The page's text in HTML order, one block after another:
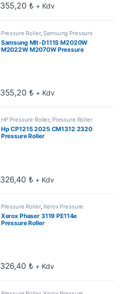
355,20 ₺ + Kdv
Pressure Roller,Samsung Pressure
Samsung Mlt-D111S M2020W
M2022W M2070W Pressure
355,20 ₺ + Kdv
HP Pressure Roller, Pressure Roller
Hp CP1215 2025 CM1312 2320
Pressure Roller
326,40 ₺ + Kdv
Pressure Roller,Xerox Pressure
Roller
Xerox Phaser 3119 PE114e
Pressure Roller
326,40 ₺ + Kdv